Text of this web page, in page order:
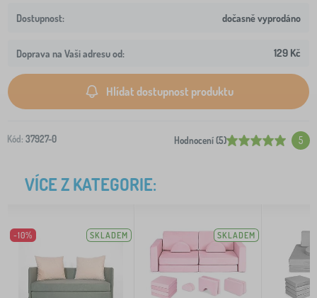
dočasně vyprodáno
Doprava na Vaši adresu od: 129 Kč
Hlídat dostupnost produktu
Kód: 37927-0 Hodnocení (5) 5
VÍCE Z KATEGORIE:
-10% SKLADEM SKLADEM